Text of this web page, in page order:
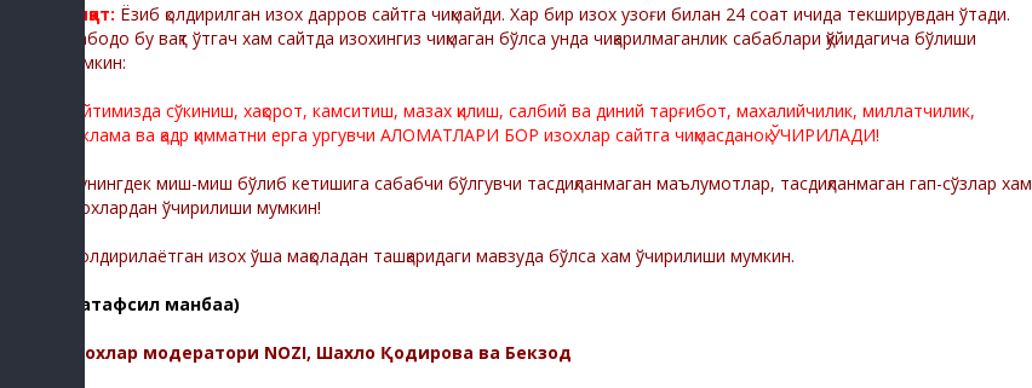
Диққат: Ёзиб қолдирилган изох дарров сайтга чиқмайди. Хар бир изох узоғи билан 24 соат ичида текширувдан ўтади.
Мабодо бу вақт ўтгач хам сайтда изохингиз чиқмаган бўлса унда чиқарилмаганлик сабаблари қўйидагича бўлиши
мумкин:
Сайтимизда сўкиниш, хақорот, камситиш, мазах қилиш, салбий ва диний тарғибот, махалийчилик, миллатчилик,
реклама ва қадр қимматни ерга ургувчи АЛОМАТЛАРИ БОР изохлар сайтга чиқмасданоқ ЎЧИРИЛАДИ!
Шунингдек миш-миш бўлиб кетишига сабабчи бўлгувчи тасдиқланмаган маълумотлар, тасдиқланмаган гап-сўзлар хам
изохлардан ўчирилиши мумкин!
-Қолдирилаётган изох ўша мақоладан ташқаридаги мавзуда бўлса хам ўчирилиши мумкин.
(батафсил манбаа)
Изохлар модератори NOZI, Шахло Қодирова ва Бекзод